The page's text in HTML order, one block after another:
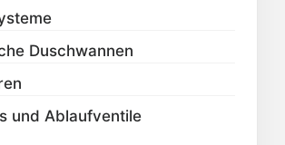
Duschwannen
und Ablaufventile